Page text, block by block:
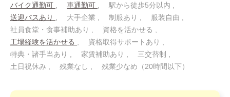
バイク通勤可 車通勤可
駅から徒歩5分以内
送迎バスあり
大手企業 制服あり
服装自由
社員食堂・食事補助あり
資格を活かせる
工場経験を活かせる
資格取得サポートあり
特典・諸手当あり
家賃補助あり
三交替制
土日祝休み
残業なし 残業少なめ（20時間以下）